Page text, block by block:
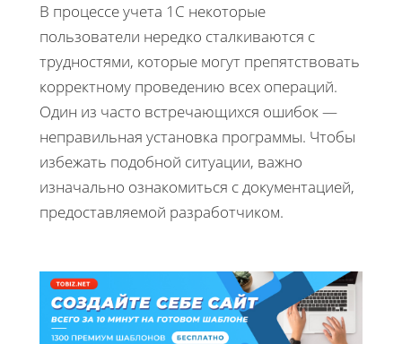
В процессе учета 1С некоторые
пользователи нередко сталкиваются с
трудностями, которые могут препятствовать
корректному проведению всех операций.
Один из часто встречающихся ошибок —
неправильная установка программы. Чтобы
избежать подобной ситуации, важно
изначально ознакомиться с документацией,
предоставляемой разработчиком.